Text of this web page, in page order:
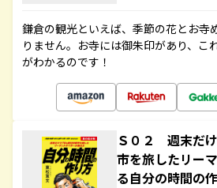
鎌倉の観光といえば、季節の花とお寺
りません。お寺には御朱印があり、こ
がわかるのです！
Ｓ０２ 週末だ
市を旅したリー
る自分の時間の